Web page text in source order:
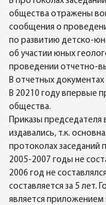
общества отражены
сообщения о
по развитию детско-
об участии юных
проведении отчетно-
В отчетных
В 20210 году впервые
общества.
Приказы председателя
издавались, т.к.
протоколах заседаний
2005-2007 годы не
2006 год не
составляется за 5 лет.
является приложением